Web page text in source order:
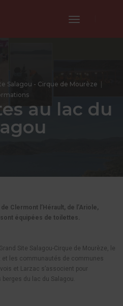
Toggle
Salagou - Cirque de Mourèze
au lac du
Clermont l’Hérault, de l’Ariole,
sont équipées de toilettes.
Site Salagou-Cirque de Mourèze, le
et les communautés de communes
et Larzac s’associent pour
du lac du Salagou.